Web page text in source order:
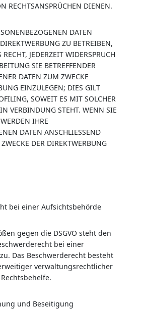
RECHTSANSPRÜCHEN DIENEN.
DATEN
ZU BETREIBEN,
JEDERZEIT WIDERSPRUCH
SIE BETREFFENDER
DATEN ZUM ZWECKE
EINZULEGEN; DIES GILT
SOWEIT ES MIT SOLCHER
VERBINDUNG STEHT. WENN SIE
IHRE
DATEN ANSCHLIESSEND
DER DIREKTWERBUNG
bei einer Aufsichtsbehörde
gegen die DSGVO steht den
bei einer
Das Beschwerderecht besteht
verwaltungsrechtlicher
und Beseitigung